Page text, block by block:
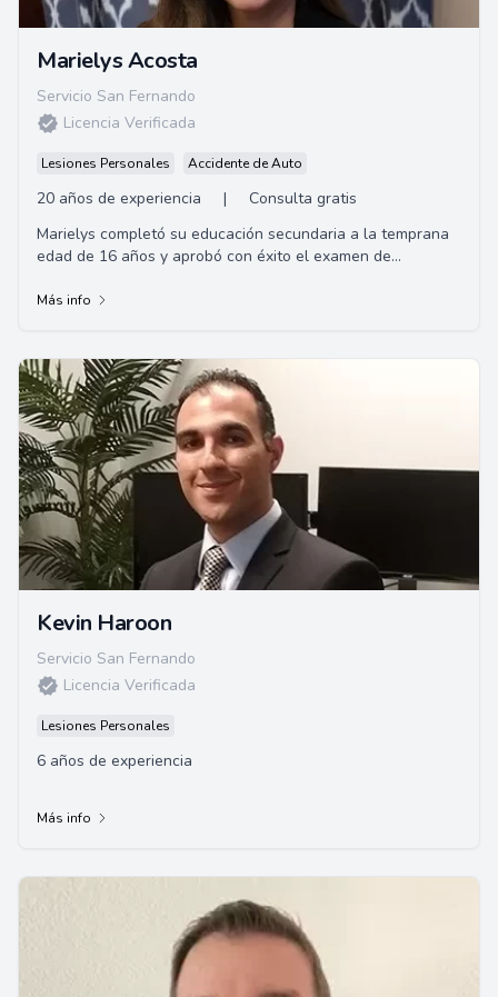
Marielys Acosta
Servicio San Fernando
Licencia Verificada
Lesiones Personales Accidente de Auto
20 años de experiencia |
Consulta gratis
Marielys completó su educación secundaria a la temprana
edad de 16 años y aprobó con éxito el examen de
Más info
Kevin Haroon
Servicio San Fernando
Licencia Verificada
Lesiones Personales
6 años de experiencia
Más info